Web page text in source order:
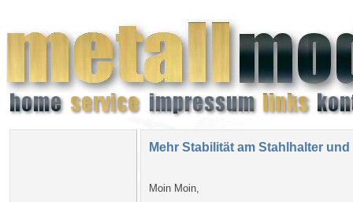
Mehr Stabilität am Stahlhalter
Moin Moin,